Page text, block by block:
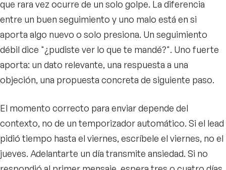
que rara vez ocurre de un solo golpe. La diferencia
entre un buen seguimiento y uno malo está en si
aporta algo nuevo o solo presiona. Un seguimiento
débil dice "¿pudiste ver lo que te mandé?". Uno fuerte
aporta: un dato relevante, una respuesta a una
objeción, una propuesta concreta de siguiente paso.
El momento correcto para enviar depende del
contexto, no de un temporizador automático. Si el lead
pidió tiempo hasta el viernes, escríbele el viernes, no el
jueves. Adelantarte un día transmite ansiedad. Si no